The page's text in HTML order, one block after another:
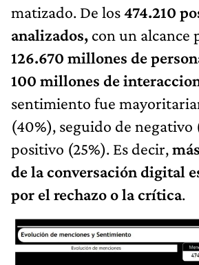
matizado. De los474.210
analizados, con un alcance
126.670 millones de
100 millones de
sentimiento fue
(40%), seguido de negativo
positivo (25%). Es decir,
de la conversación digital
por el rechazo o la crítica.